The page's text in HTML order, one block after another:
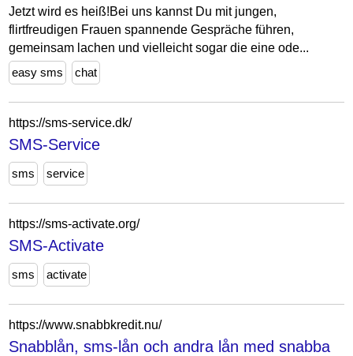
Jetzt wird es heiß!Bei uns kannst Du mit jungen,
flirtfreudigen Frauen spannende Gespräche führen,
gemeinsam lachen und vielleicht sogar die eine ode...
easy sms
chat
https://sms-service.dk/
SMS-Service
sms service
https://sms-activate.org/
SMS-Activate
sms activate
https://www.snabbkredit.nu/
Snabblån, sms-lån och andra lån med snabba